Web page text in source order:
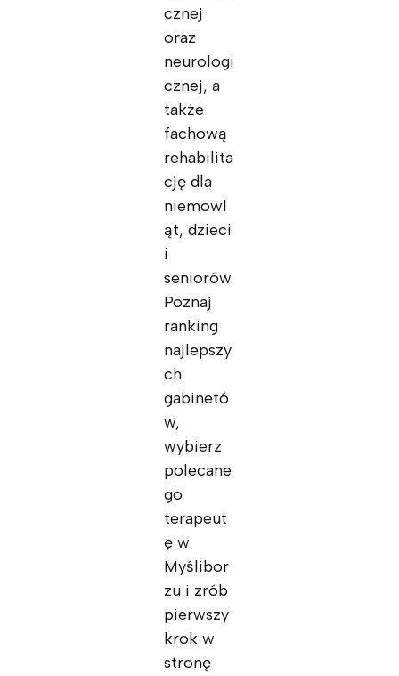
cznej
oraz
neurologi
cznej, a
także
fachową
rehabilita
cję dla
niemowl
ąt, dzieci
i
seniorów.
Poznaj
ranking
najlepszy
ch
gabinetó
w,
wybierz
polecane
go
terapeut
ę w
Myślibor
zu i zrób
pierwszy
krok w
stronę